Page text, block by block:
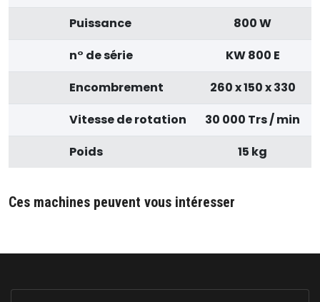
Puissance
800 W
n° de série
KW 800 E
Encombrement
260 x 150 x 330
Vitesse de rotation
30 000 Trs / min
Poids
15 kg
Ces machines peuvent vous intéresser